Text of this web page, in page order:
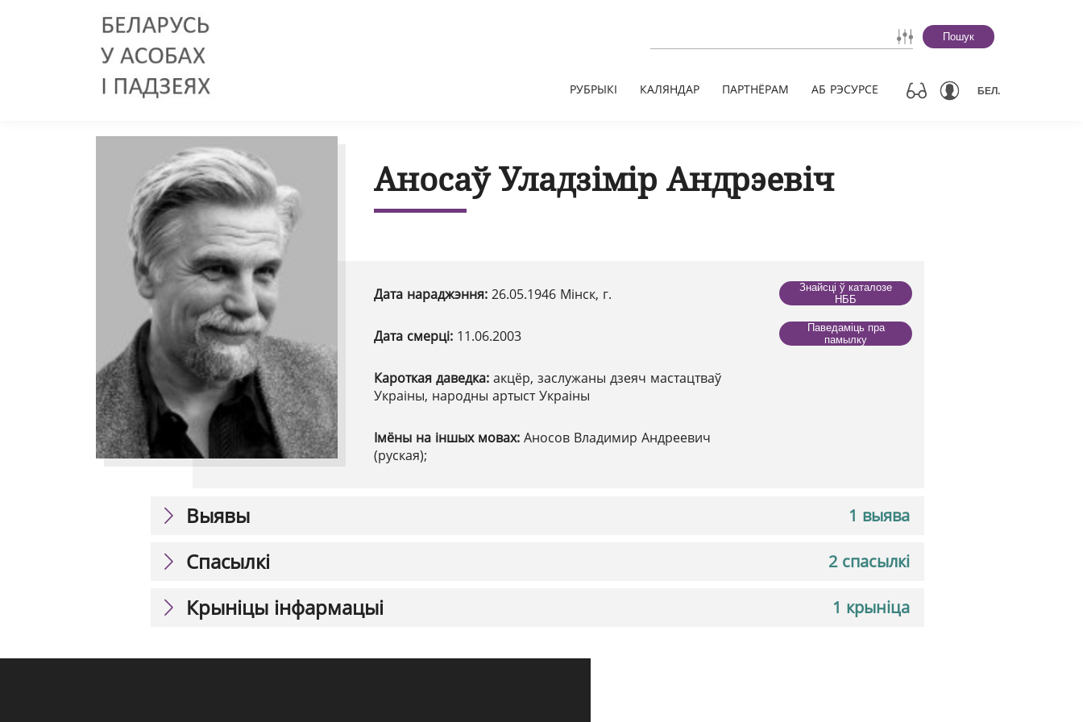
Пошук
РУБРЫКІ КАЛЯНДАР ПАРТНЁРАМ АБ РЭСУРСЕ БЕЛ.
Аносаў Уладзімір Андрэевіч
Дата нараджэння: 26.05.1946 Мінск, г.
Дата смерці: 11.06.2003
Кароткая даведка: акцёр, заслужаны дзеяч мастацтваў
Украіны, народны артыст Украіны
Імёны на іншых мовах: Аносов Владимир Андреевич
(руская);
Знайсці ў каталозе
НББ
Паведаміць пра
памылку
1 выява
Выявы
2 спасылкі
Спасылкі
1 крыніца
Крыніцы інфармацыі